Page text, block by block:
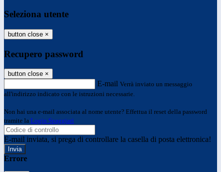
Seleziona utente
button close ×
Recupero password
button close ×
E-mail Verrà inviato un messaggio
all'indirizzo indicato con le istruzioni necessarie.
Non hai una e-mail associata al nome utente? Effettua il reset della password
tramite la Login Spaggiari
E-mail inviata, si prega di controllare la casella di posta elettronica!
Errore